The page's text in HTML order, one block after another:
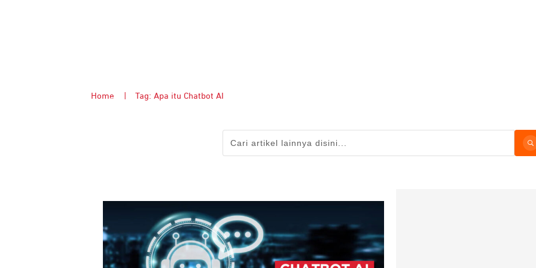
Home Tag: Apa itu Chatbot AI